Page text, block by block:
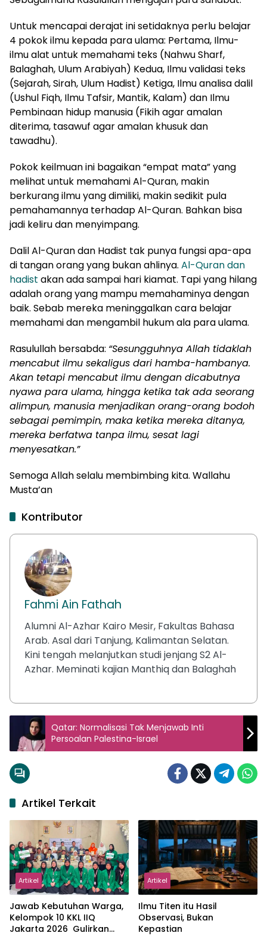
Untuk mencapai derajat ini setidaknya perlu belajar
4 pokok ilmu kepada para ulama: Pertama, Ilmu-
ilmu alat untuk memahami teks (Nahwu Sharf,
Balaghah, Ulum Arabiyah) Kedua, Ilmu validasi teks
(Sejarah, Sirah, Ulum Hadist) Ketiga, Ilmu analisa dalil
(Ushul Fiqh, Ilmu Tafsir, Mantik, Kalam) dan Ilmu
Pembinaan hidup manusia (Fikih agar amalan
diterima, tasawuf agar amalan khusuk dan
tawadhu).
Pokok keilmuan ini bagaikan “empat mata” yang
melihat untuk memahami Al-Quran, makin
berkurang ilmu yang dimiliki, makin sedikit pula
pemahamannya terhadap Al-Quran. Bahkan bisa
jadi keliru dan menyimpang.
Dalil Al-Quran dan Hadist tak punya fungsi apa-apa
di tangan orang yang bukan ahlinya. Al-Quran dan
hadist akan ada sampai hari kiamat. Tapi yang hilang
adalah orang yang mampu memahaminya dengan
baik. Sebab mereka meninggalkan cara belajar
memahami dan mengambil hukum ala para ulama.
Rasulullah bersabda: “Sesungguhnya Allah tidaklah
mencabut ilmu sekaligus dari hamba-hambanya.
Akan tetapi mencabut ilmu dengan dicabutnya
nyawa para ulama, hingga ketika tak ada seorang
alimpun, manusia menjadikan orang-orang bodoh
sebagai pemimpin, maka ketika mereka ditanya,
mereka berfatwa tanpa ilmu, sesat lagi
menyesatkan.”
Semoga Allah selalu membimbing kita. Wallahu
Musta’an
Kontributor
Fahmi Ain Fathah
Alumni Al-Azhar Kairo Mesir, Fakultas Bahasa
Arab. Asal dari Tanjung, Kalimantan Selatan.
Kini tengah melanjutkan studi jenjang S2 Al-
Azhar. Meminati kajian Manthiq dan Balaghah
Qatar: Normalisasi Tak Menjawab Inti
Persoalan Palestina-Israel
Artikel Terkait
Artikel
Jawab Kebutuhan Warga,
Kelompok 10 KKL IIQ
Jakarta 2026 Gulirkan
Artikel
Ilmu Titen itu Hasil
Observasi, Bukan
Kepastian